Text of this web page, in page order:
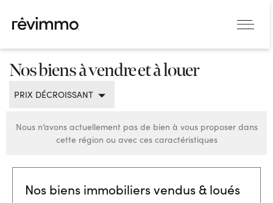
Nos biens à vendre et à louer
PRIX DÉCROISSANT
Nous n’avons actuellement pas de bien à vous proposer dans
cette région ou avec ces caractéristiques
Nos biens immobiliers vendus & loués